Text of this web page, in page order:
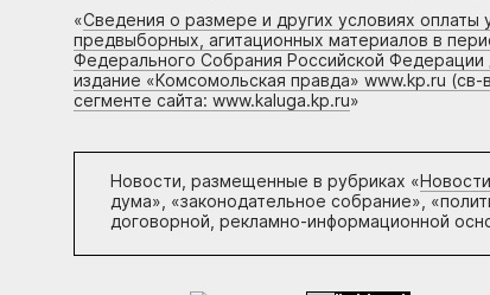
«Сведения о размере и других условиях
предвыборных, агитационных материалов в
Федерального Собрания Российской Федерации
издание «Комсомольская правда» www.kp.ru
сегменте сайта: www.kaluga.kp.ru»
Новости, размещенные в рубриках «
дума», «законодательное собрание»,
договорной, рекламно-информационной